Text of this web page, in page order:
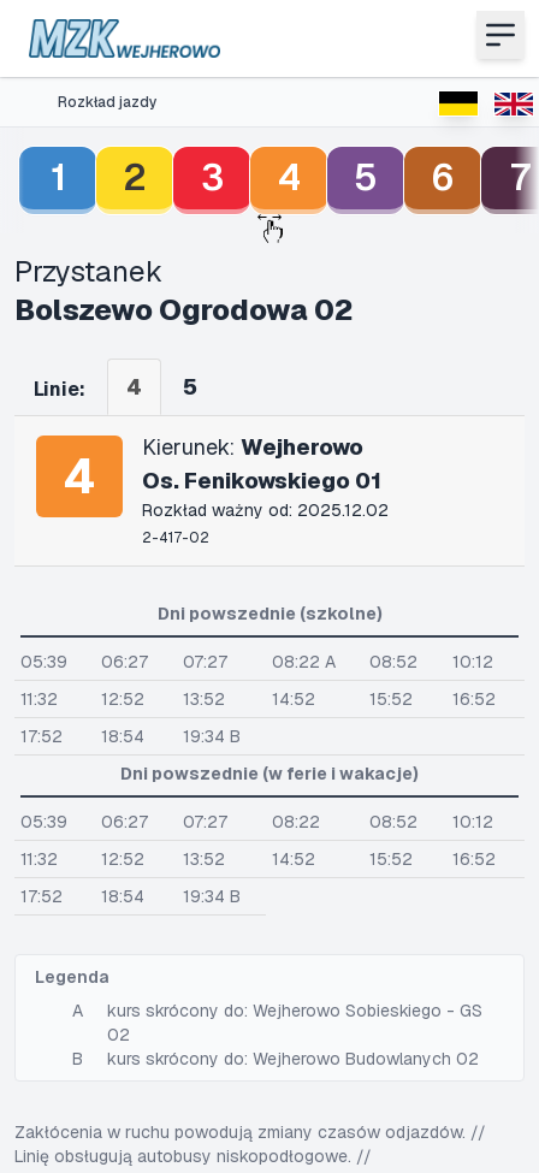
Rozkład jazdy
1 2 3 4 5 6 7
Przystanek
Bolszewo Ogrodowa 02
Linie: 4 5
4 Kierunek: Wejherowo
Os. Fenikowskiego 01
Rozkład ważny od: 2025.12.02
2-417-02
Dni powszednie (szkolne)
05:39 06:27 07:27 08:22 A 08:52
10:12
11:32
12:52 13:52 14:52 15:52
16:52
17:52
18:54
19:34 B
Dni powszednie (w ferie i wakacje)
05:39 06:27 07:27 08:22 08:52
10:12
11:32
12:52 13:52 14:52 15:52
16:52
17:52
18:54 19:34 B
Legenda
A
kurs skrócony do: Wejherowo Sobieskiego - GS
02
B
kurs skrócony do: Wejherowo Budowlanych 02
Zakłócenia w ruchu powodują zmiany czasów odjazdów. //
Linię obsługują autobusy niskopodłogowe. //